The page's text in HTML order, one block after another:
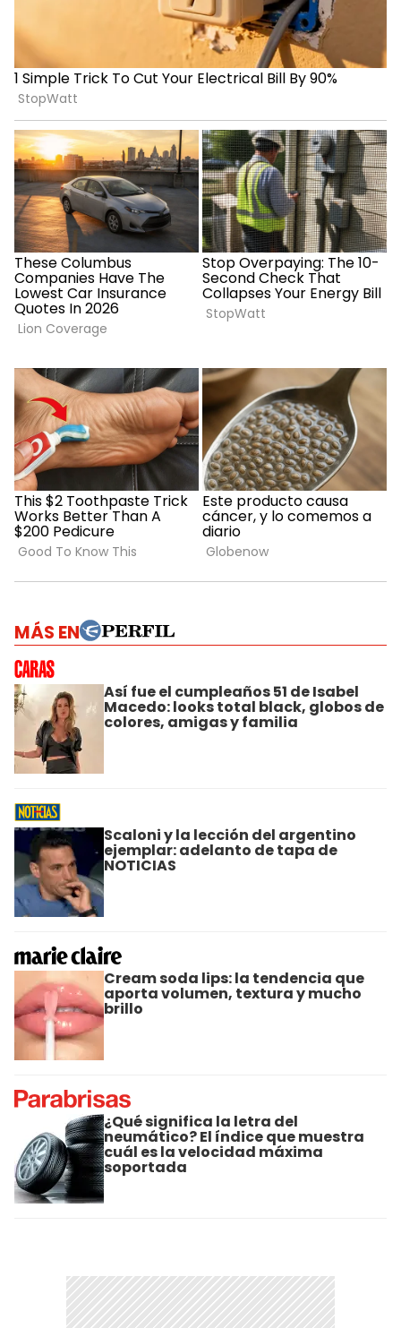
MÁS EN
Así fue el cumpleaños 51 de Isabel
Macedo: looks total black, globos de
colores, amigas y familia
Scaloni y la lección del argentino
ejemplar: adelanto de tapa de
NOTICIAS
Cream soda lips: la tendencia que
aporta volumen, textura y mucho
brillo
¿Qué significa la letra del
neumático? El índice que muestra
cuál es la velocidad máxima
soportada